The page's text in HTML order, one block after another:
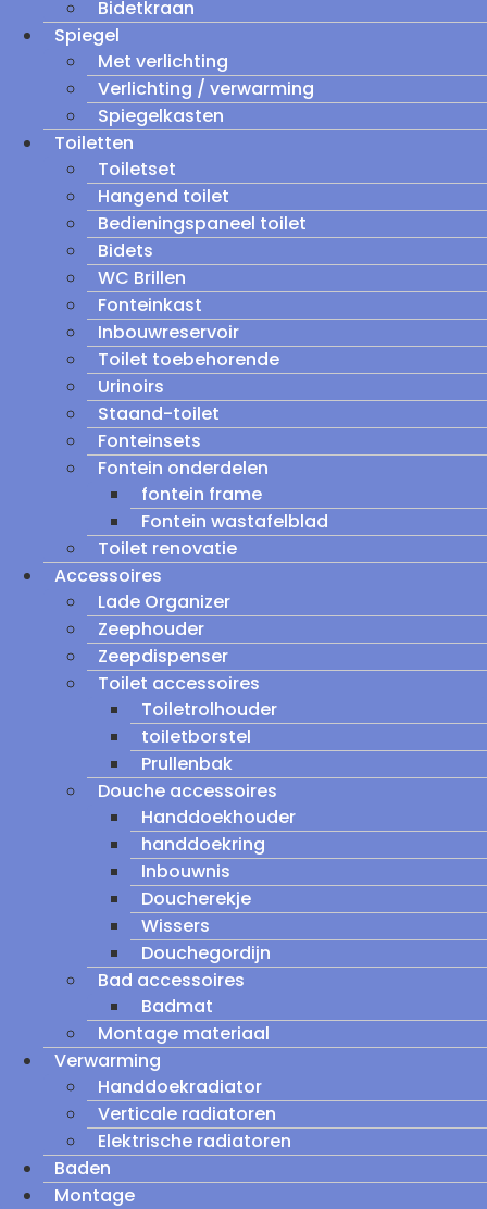
Bidetkraan
Spiegel
Met verlichting
Verlichting / verwarming
Spiegelkasten
Toiletten
Toiletset
Hangend toilet
Bedieningspaneel toilet
Bidets
WC Brillen
Fonteinkast
Inbouwreservoir
Toilet toebehorende
Urinoirs
Staand-toilet
Fonteinsets
Fontein onderdelen
fontein frame
Fontein wastafelblad
Toilet renovatie
Accessoires
Lade Organizer
Zeephouder
Zeepdispenser
Toilet accessoires
Toiletrolhouder
toiletborstel
Prullenbak
Douche accessoires
Handdoekhouder
handdoekring
Inbouwnis
Doucherekje
Wissers
Douchegordijn
Bad accessoires
Badmat
Montage materiaal
Verwarming
Handdoekradiator
Verticale radiatoren
Elektrische radiatoren
Baden
Montage